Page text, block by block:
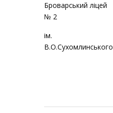
Броварський ліцей
№ 2
ім.
В.О.Сухомлинського